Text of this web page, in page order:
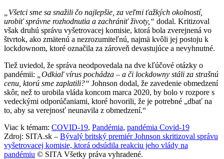
„Všetci sme sa snažili čo najlepšie, za veľmi ťažkých okolností,
urobiť správne rozhodnutia a zachrániť životy,“ dodal. Kritizoval
však druhú správu vyšetrovacej komisie, ktorá bola zverejnená vo
štvrtok, ako zmätenú a nezrozumiteľnú, najmä kvôli jej postoju k
lockdownom, ktoré označila za zároveň devastujúce a nevyhnutné.
Tiež uviedol, že správa neodpovedala na dve kľúčové otázky o
pandémii:
„Odkiaľ vírus pochádza – a či lockdowny stáli za strašnú
cenu, ktorú sme zaplatili?“ Johnson dodal, že zavedenie obmedzení
skôr, než to urobila vláda koncom marca 2020, by bolo v rozpore s
vedeckými odporúčaniami, ktoré hovorili, že je potrebné „dbať na
to, aby sa verejnosť neunavila z obmedzení.“
Viac k témam: COVID-19, Pandémia, pandémia Covid-19
Zdroj: SITA.sk – Bývalý britský premiér Johnson skritizoval správu
vyšetrovacej komisie, ktorá odsúdila reakciu jeho vlády na
pandémiu © SITA Všetky práva vyhradené.